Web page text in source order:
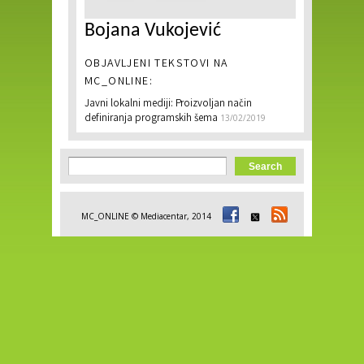
Bojana Vukojević
OBJAVLJENI TEKSTOVI NA
MC_ONLINE:
Javni lokalni mediji: Proizvoljan način
definiranja programskih šema 13/02/2019
Search form
Search
MC_ONLINE © Mediacentar, 2014